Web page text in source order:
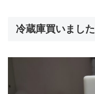
冷蔵庫買いました